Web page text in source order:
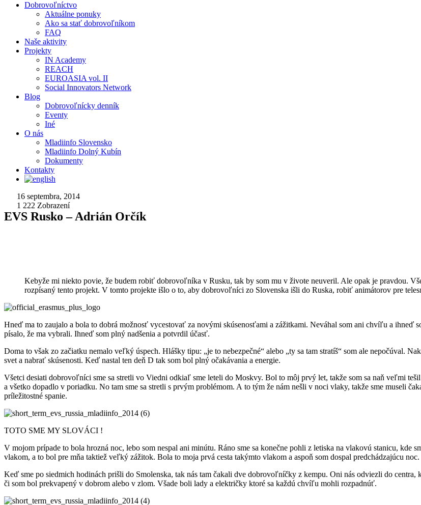
Dobrovoľníctvo
Aktuálne ponuky
Ako sa stať dobrovoľníkom
FAQ
Naše aktivity
Projekty
IN Academy
REACH
EUROASIA vol. II
Social Innovators Network
Blog
Dobrovoľnícky denník
Eventy
Iné
O nás
Mladiinfo Slovensko
Mladiinfo Dolný Kubín
Dokumenty
Kontakty
16 septembra, 2014
1 222 Zobrazení
EVS Rusko – Adrián Orčík
Kebyže mi niekto povie, že budem robiť dobrovoľníka v Rusku, tak by som mu v živote neuveril. Ale opak je pravdou.
rozpísaný tento projekt. V tomto projekte išlo o to, aby dobrovoľníci zo Slovenska išli do Ruska, robiť animátorov pre
Hneď ma to zaujalo a bola to dobrá možnosť vycestovať za novými skúsenosťami a zážitkami. Neváhal som ani chvíľu a ihneď
písalo, že ma vybrali. Ihneď som plný nadšenia а potvrdil účasť.
Doma to však zo začiatku nemalo veľký úspech. Hlášky tipu: „je to nebezpečné“ alebo „ty sa tam stratíš“ som аle nepočúval.
svet a nabrať skúsenosti. Keď nastal ten deň D tak som bol plný očakávania a energie.
Všetci desiati dobrovoľníci sme sa stretli vo Viedni odkiaľ sme leteli do Moskvy. Bol to môj prvý let, takže som sa naň veľmi
a všetko dopadlo v poriadku. No tam sme sa stretli s prvým problémom. A to tým že nám nešli v noci vlaky, takže sme museli
príležitostné spanie.
TOTO SME MY SLOVÁCI !
V mojom prípade to bola hrozná noc, lebo som nespal ani minútu. Ráno sme sa konečne pohli z letiska na vlakovú stanicu, kde
vlakom, a to bol pre mňa taktiež veľký zážitok. Bola to moja prvá cesta takýmto vlakom a aspoň som dospal predchádzajúcu noc.
Keď sme po siedmich hodinách prišli do Smolenska, tak nás tam čakali dve dobrovoľníčky z kempu. Oni nás odviezli do centra,
či som bol prekvapený v dobrom alebo v zlom. Všade boli lady a električky ktoré sa každú chvíľu mohli rozpadnúť.